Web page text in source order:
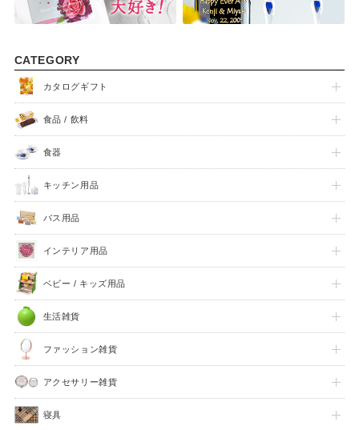
CATEGORY
カタログギフト
食品 / 飲料
食器
キッチン用品
バス用品
インテリア用品
ベビー / キッズ用品
生活雑貨
ファッション雑貨
アクセサリー雑貨
寝具